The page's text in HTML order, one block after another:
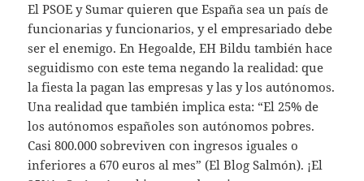
El PSOE y Sumar quieren que España sea un país de
funcionarias y funcionarios, y el empresariado debe
ser el enemigo. En Hegoalde, EH Bildu también hace
seguidismo con este tema negando la realidad: que
la fiesta la pagan las empresas y las y los autónomos.
Una realidad que también implica esta: “El 25% de
los autónomos españoles son autónomos pobres.
Casi 800.000 sobreviven con ingresos iguales o
inferiores a 670 euros al mes” (El Blog Salmón). ¡El